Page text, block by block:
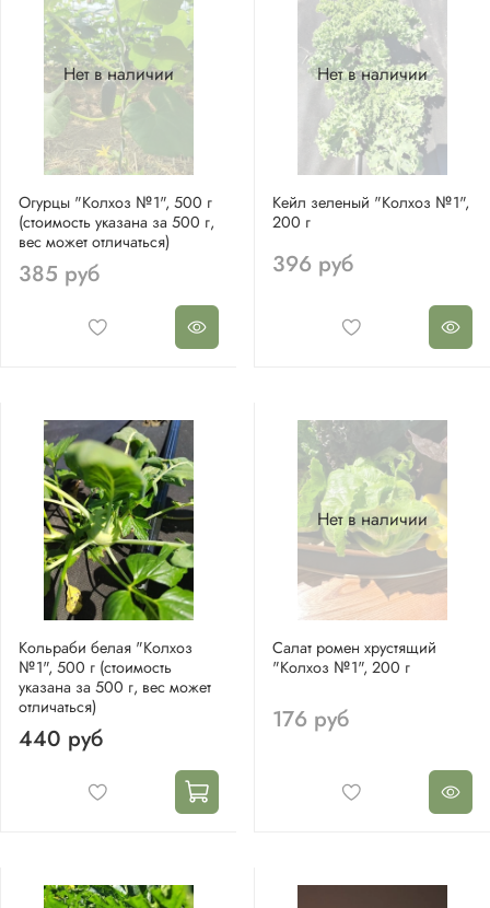
Нет в наличии
Огурцы "Колхоз №1", 500 г
(стоимость указана за 500 г,
вес может отличаться)
385 руб
Нет в наличии
Кейл зеленый "Колхоз №1",
200 г
396 руб
Кольраби белая "Колхоз
№1", 500 г (стоимость
указана за 500 г, вес может
отличаться)
440 руб
Нет в наличии
Салат ромен хрустящий
"Колхоз №1", 200 г
176 руб